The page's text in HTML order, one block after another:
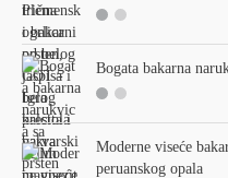
:
Bogata bakarna
Moderne viseće
peruanskog opala